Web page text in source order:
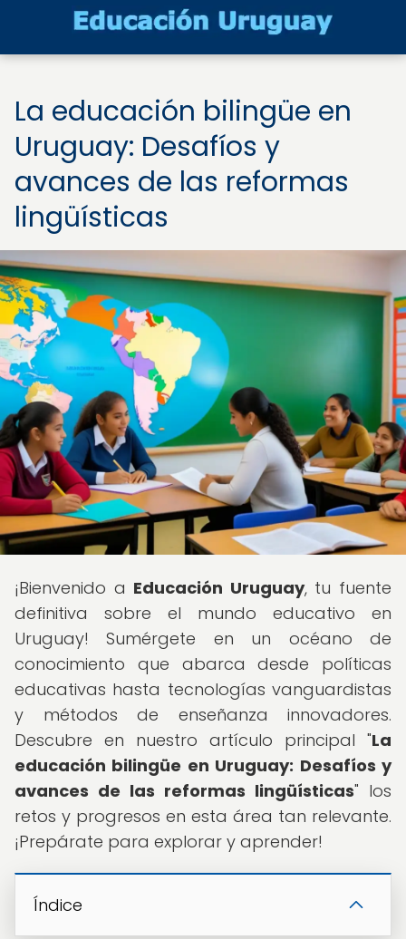
La educación bilingüe en
Uruguay: Desafíos y
avances de las reformas
lingüísticas
¡Bienvenido a Educación Uruguay, tu fuente
definitiva sobre el mundo educativo en
Uruguay! Sumérgete en un océano de
conocimiento que abarca desde políticas
educativas hasta tecnologías vanguardistas
y métodos de enseñanza innovadores.
Descubre en nuestro artículo principal "La
educación bilingüe en Uruguay: Desafíos y
avances de las reformas lingüísticas" los
retos y progresos en esta área tan relevante.
¡Prepárate para explorar y aprender!
Índice